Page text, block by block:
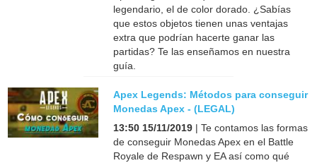
legendario, el de color dorado. ¿Sabías
que estos objetos tienen unas ventajas
extra que podrían hacerte ganar las
partidas? Te las enseñamos en nuestra
guía.
Apex Legends: Métodos para conseguir
Monedas Apex - (LEGAL)
13:50 15/11/2019 | Te contamos las formas
de conseguir Monedas Apex en el Battle
Royale de Respawn y EA así como qué